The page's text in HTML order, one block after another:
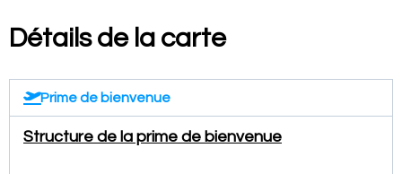
Détails de la carte
Prime de bienvenue
Structure de la prime de bienvenue